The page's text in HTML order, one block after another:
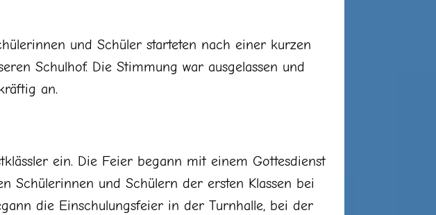
und Schüler starteten nach einer kurzen
Schulhof. Die Stimmung war ausgelassen und
an.
ein. Die Feier begann mit einem Gottesdienst
Schülerinnen und Schülern der ersten Klassen bei
die Einschulungsfeier in der Turnhalle, bei der